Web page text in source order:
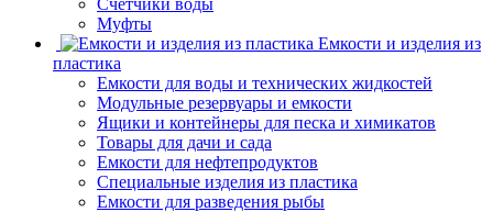
Счетчики воды
Муфты
Емкости и изделия из
пластика
Емкости для воды и технических жидкостей
Модульные резервуары и емкости
Ящики и контейнеры для песка и химикатов
Товары для дачи и сада
Емкости для нефтепродуктов
Специальные изделия из пластика
Емкости для разведения рыбы